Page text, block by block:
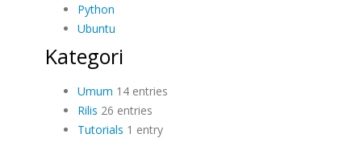
Python
Ubuntu
Kategori
Umum 14 entries
Rilis 26 entries
Tutorials 1 entry